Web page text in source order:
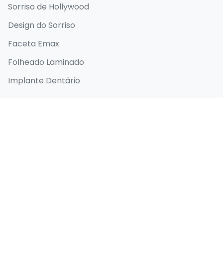
Sorriso de Hollywood
Design do Sorriso
Faceta Emax
Folheado Laminado
Implante Dentário